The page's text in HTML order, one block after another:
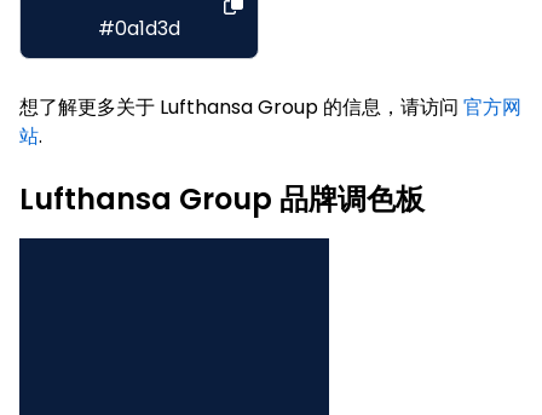
#0a1d3d
想了解更多关于 Lufthansa Group 的信息，请访问 官方网
站.
Lufthansa Group 品牌调色板